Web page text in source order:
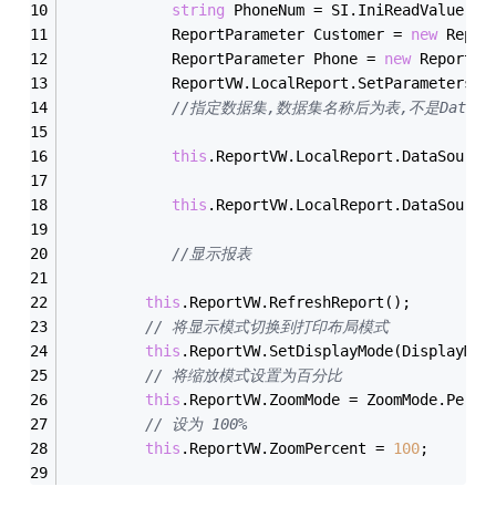
string PhoneNum = SI.IniReadValue(
            ReportParameter Customer =
new
            ReportParameter Phone =
new
            ReportVW.LocalReport.SetParameters(
//指定数据集,数据集名称后为表,不是
this
this
//显示报表
this .ReportVW.RefreshReport();
// 将显示模式切换到打印布局模式
this
// 将缩放模式设置为百分比
this .ReportVW.ZoomMode =
// 设为 100%
this .ReportVW.ZoomPercent = 100;